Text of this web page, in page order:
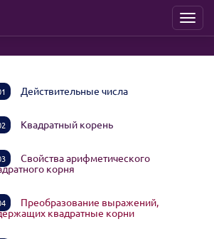
Menu
Действительные числа
Квадратный корень
Свойства арифметического
корня
Преобразование выражений,
квадратные корни